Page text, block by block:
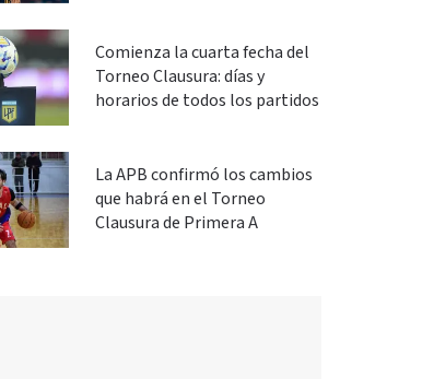
Comienza la cuarta fecha del
Torneo Clausura: días y
horarios de todos los partidos
La APB confirmó los cambios
que habrá en el Torneo
Clausura de Primera A